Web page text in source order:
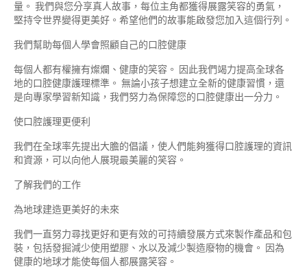
量。 我們與您分享真人故事，每位主角都獲得展露笑容的勇氣，
堅持令世界變得更美好。希望他們的故事能啟發您加入這個行列。
我們幫助每個人學會照顧自己的口腔健康
每個人都有權擁有燦爛、健康的笑容。 因此我們竭力提高全球各
地的口腔健康護理標準。 無論小孩子想建立全新的健康習慣，還
是向專家學習新知識，我們努力為保障您的口腔健康出一分力。
使口腔護理更便利
我們在全球率先提出大膽的倡議，使人們能夠獲得口腔護理的資訊
和資源，可以向他人展現最美麗的笑容。
了解我們的工作
為地球建造更美好的未來
我們一直努力尋找更好和更有效的可持續發展方式來製作產品和包
裝，包括發掘減少使用塑膠、水以及減少製造廢物的機會。 因為
健康的地球才能使每個人都展露笑容。